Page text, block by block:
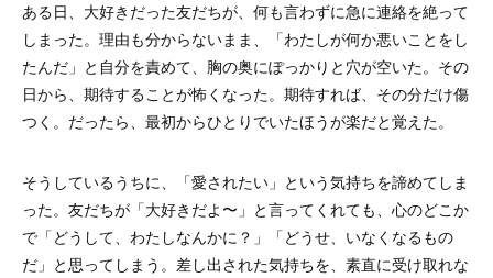
ある日、大好きだった友だちが、何も言わずに急に連絡を絶って
しまった。理由も分からないまま、「わたしが何か悪いことをし
たんだ」と自分を責めて、胸の奥にぽっかりと穴が空いた。その
日から、期待することが怖くなった。期待すれば、その分だけ傷
つく。だったら、最初からひとりでいたほうが楽だと覚えた。
そうしているうちに、「愛されたい」という気持ちを諦めてしま
った。友だちが「大好きだよ〜」と言ってくれても、心のどこか
で「どうして、わたしなんかに？」「どうせ、いなくなるもの
だ」と思ってしまう。差し出された気持ちを、素直に受け取れな